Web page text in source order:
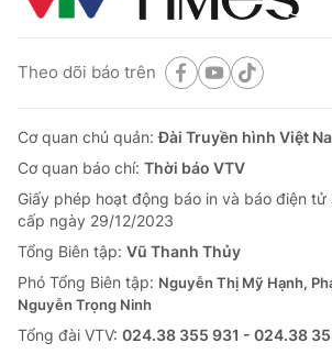
Theo dõi báo trên
Cơ quan chủ quản:Đài Truyền hình Việt
Cơ quan báo chí: Thời báo VTV
Giấy phép hoạt động báo in và báo điện tử
cấp ngày 29/12/2023
Tổng Biên tập: Vũ Thanh Thủy
Phó Tổng Biên tập: Nguyễn Thị Mỹ Hạnh,
Nguyễn Trọng Ninh
Tổng đài VTV: 024.38 355 931 - 024.38